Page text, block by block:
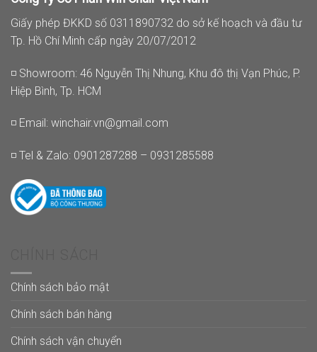
Giấy phép ĐKKD số 0311890732 do sở kế hoạch và đầu tư
Tp. Hồ Chí Minh cấp ngày 20/07/2012
◽ Showroom: 46 Nguyễn Thị Nhung, Khu đô thị Vạn Phúc, P.
Hiệp Bình, Tp. HCM
◽ Email: winchair.vn@gmail.com
◽ Tel & Zalo: 0901287288 – 0931285588
Chính sách bảo mật
Chính sách bán hàng
Chính sách vận chuyển